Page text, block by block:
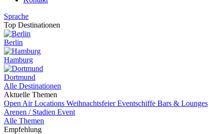
Sprache
Top Destinationen
Berlin
Hamburg
Dortmund
Alle Destinationen
Aktuelle Themen
Open Air Locations WeihnachtsfeierEventschiffe Bars & Lounges
Arenen / Stadien Event
Alle Themen
Empfehlung